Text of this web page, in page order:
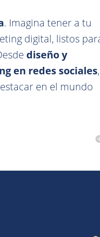
. Imagina tener a tu
digital, listos
diseño y
en redes sociales,
en el mundo